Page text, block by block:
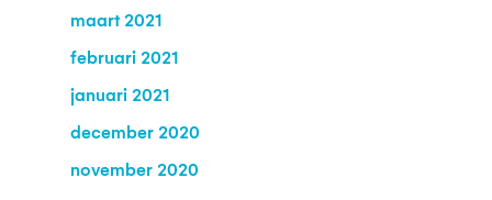
maart 2021
februari 2021
januari 2021
december 2020
november 2020